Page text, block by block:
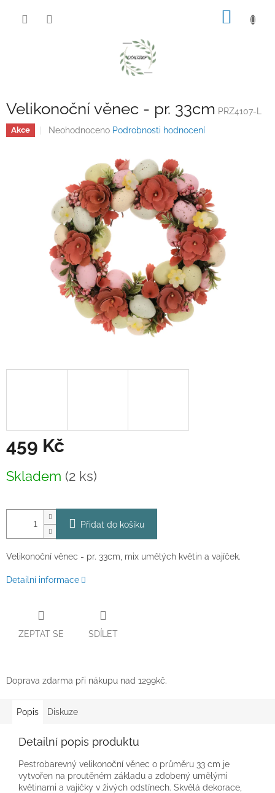
Velikonoční věnec - pr. 33cm PRZ4107-L
Akce
Průměrné
hvězdiček.
Neohodnoceno Podrobnosti hodnocení
459 Kč
cena:
Skladem (2 ks)
Přidat do košíku
Velikonoční věnec - pr. 33cm, mix umělých květin a vajíček.
Detailní informace
ZEPTAT SE SDÍLET
Doprava zdarma při nákupu nad 1299kč.
Popis Diskuze
Detailní popis produktu
Pestrobarevný velikonoční věnec o průměru 33 cm je
vytvořen na proutěném základu a zdobený umělými
květinami a vajíčky v živých odstínech. Skvělá dekorace,